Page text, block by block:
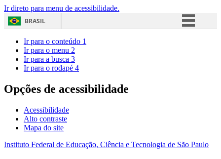
Ir direto para menu de acessibilidade.
BRASIL
Acesso à informação
Ir para o conteúdo 1
Ir para o menu 2
Ir para a busca 3
Ir para o rodapé 4
Opções de acessibilidade
Acessibilidade
Alto contraste
Mapa do site
Instituto Federal de Educação, Ciência e Tecnologia de São Paulo